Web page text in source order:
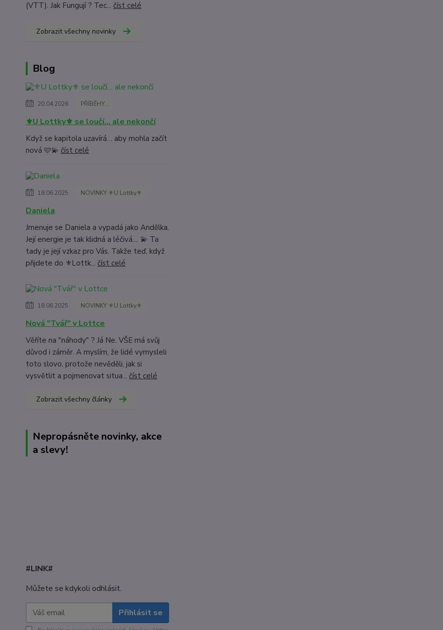
(VTT). Jak Fungují ? Tec... číst celé
Zobrazit všechny novinky
Blog
20.04.2026 PŘÍBĚHY...
⚜️U Lottky⚜️ se loučí… ale nekončí
Když se kapitola uzavírá… aby mohla začít
nová 🩷💫 číst celé
18.06.2025 NOVINKY ⚜️U Lottky⚜️
Daniela
Jmenuje se Daniela a vypadá jako Andělka.
Její energie je tak klidná a léčivá.... 💫 Ta
tady je její vzkaz pro Vás. Takže teď, když
přijdete do ⚜️Lottk... číst celé
18.06.2025 NOVINKY ⚜️U Lottky⚜️
Nová "Tvář" v Lottce
Věříte na "náhody" ? Já Ne. VŠE má svůj
důvod i záměr. A myslím, že lidé vymysleli
toto slovo, protože nevěděli, jak si
vysvětlit a pojmenovat situa... číst celé
Zobrazit všechny články
Nepropásněte novinky, akce
a slevy!
#LINK#
Můžete se kdykoli odhlásit.
Přihlásit se